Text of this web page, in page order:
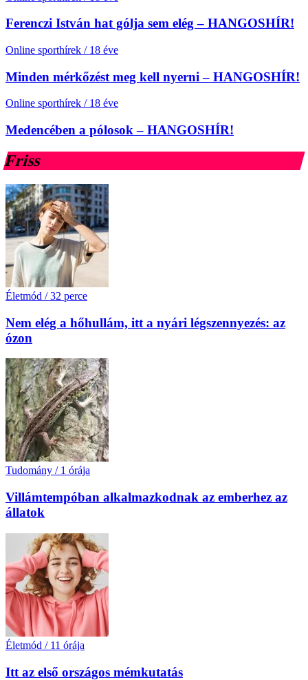
Ferenczi István hat gólja sem elég – HANGOSHÍR!
Online sporthírek / 18 éve
Minden mérkőzést meg kell nyerni – HANGOSHÍR!
Online sporthírek / 18 éve
Medencében a pólosok – HANGOSHÍR!
Friss
Életmód / 32 perce
Nem elég a hőhullám, itt a nyári légszennyezés: az
ózon
Tudomány / 1 órája
Villámtempóban alkalmazkodnak az emberhez az
állatok
Életmód / 11 órája
Itt az első országos mémkutatás